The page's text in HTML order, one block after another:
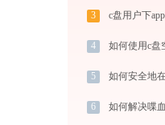
3 c盘用户下
4 如何使用c盘
5 如何安全地
6 如何解决喋